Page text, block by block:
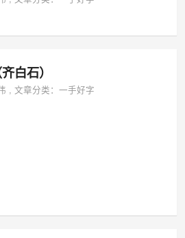
白石）
,文章分类：一手好字